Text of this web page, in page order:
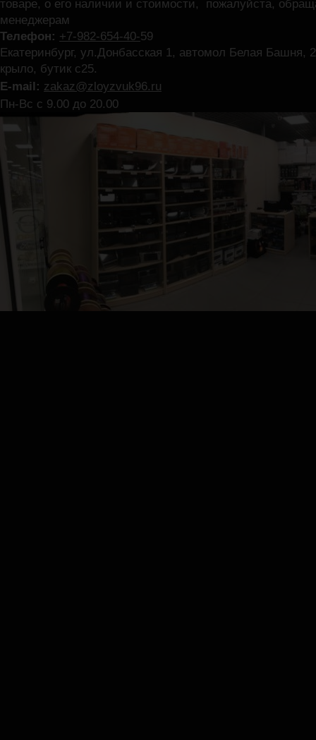
товаре, о его наличии и стоимости, пожалуйста,
менеджерам
Телефон: +7-982-654-40-59
Екатеринбург, ул.Донбасская 1, автомол Белая Башня,
крыло, бутик с25.
E-mail: zakaz@zloyzvuk96.ru
Пн-Вс с 9.00 до 20.00